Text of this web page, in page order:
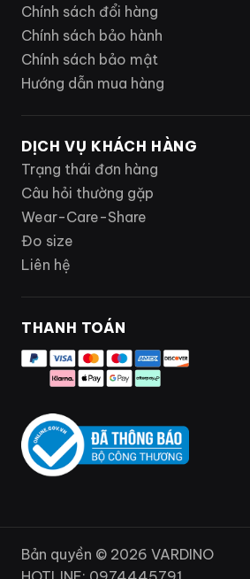
Chính sách đổi hàng
Chính sách bảo hành
Chính sách bảo mật
Hướng dẫn mua hàng
DỊCH VỤ KHÁCH HÀNG
Trạng thái đơn hàng
Câu hỏi thường gặp
Wear-Care-Share
Đo size
Liên hệ
THANH TOÁN
Bản quyền © 2026 VARDINO